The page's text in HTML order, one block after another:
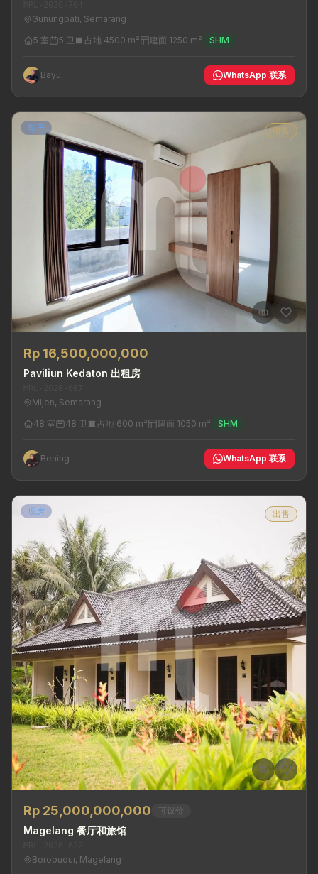
Gunungpati, Semarang
5 室
5 卫 占地 4500 m² 建面 1250 m² SHM
Bayu WhatsApp 联系
现房 出售
Rp 16,500,000,000
Paviliun Kedaton 出租房
Mijen, Semarang
48 室
48 卫 占地 600 m² 建面 1050 m² SHM
Bening WhatsApp 联系
现房 出售
Rp 25,000,000,000 可议价
Magelang 餐厅和旅馆
Borobudur, Magelang